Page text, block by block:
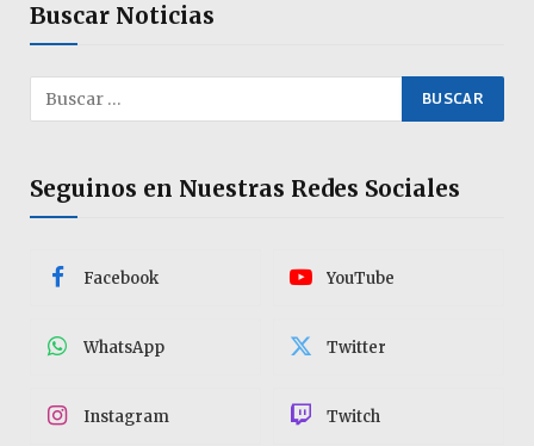
Buscar Noticias
Seguinos en Nuestras Redes Sociales
Facebook YouTube
WhatsApp Twitter
Instagram Twitch